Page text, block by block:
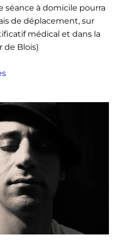
séance à domicile pourra
de déplacement, sur
médical et dans la
de Blois)